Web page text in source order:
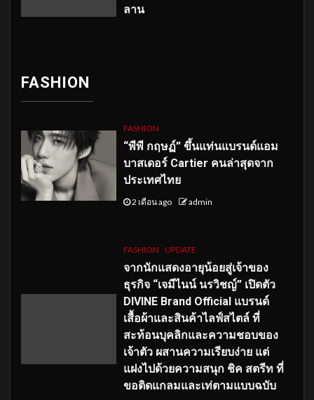
ลาน
FASHION
FASHION
“พีพี กฤษฏ์” ขึ้นแท่นแบรนด์แอม
บาสเดอร์ Cartier คนล่าสุดจาก
ประเทศไทย
2 เดือน ago admin
FASHION UPDATE
จากนักแสดงอายุน้อยสู่เจ้าของ
ธุรกิจ “เจมีไนน์ นรวิชญ์” เปิดตัว
DIVINE Brand Official แบรนด์
เสื้อผ้าและสินค้าไลฟ์สไตล์ ที่
สะท้อนบุคลิกและความชอบของ
เจ้าตัว ผสานความเรียบง่าย แต่
แฝงไปด้วยความสนุก ชิค สตรีท ที่
ขอติดแกลมและเท่ตามแบบฉบับ